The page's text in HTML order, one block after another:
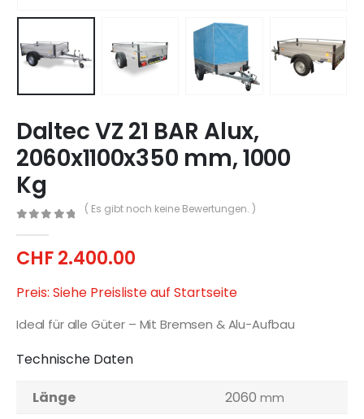
Daltec VZ 21 BAR Alux,
2060x1100x350 mm, 1000
Kg
( Es gibt noch keine Bewertungen. )
CHF2.400.00
Preis: Siehe Preisliste auf Startseite
Ideal für alle Güter – Mit Bremsen & Alu-Aufbau
Technische Daten
Länge 2060 mm